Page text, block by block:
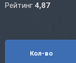
Рейтинг 4,87
Кол-во